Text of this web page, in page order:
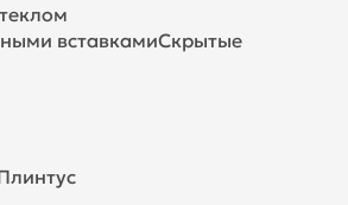
вставкамиСкрытые